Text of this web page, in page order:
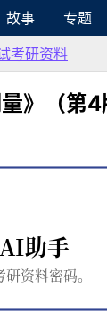
故事 专题
考研资料
》（第4